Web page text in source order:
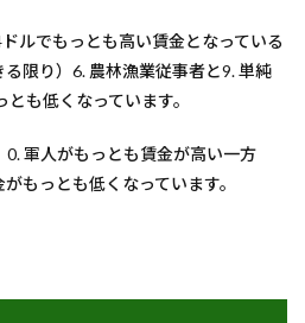
ルでもっとも高い賃金となっている
限り）6. 農林漁業従事者と9. 単純
も低くなっています。
軍人がもっとも賃金が高い一方
もっとも低くなっています。